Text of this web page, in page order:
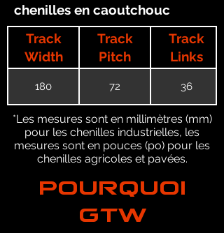
chenilles en caoutchouc
Track
Width
Track
Pitch
Track
Links
180 72 36
*Les mesures sont en millimètres (mm)
pour les chenilles industrielles, les
mesures sont en pouces (po) pour les
chenilles agricoles et pavées.
POURQUOI
GTW